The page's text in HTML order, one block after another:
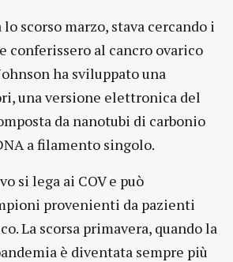
scorso marzo, stava cercando i
conferissero al cancro ovarico
ha sviluppato una
una versione elettronica del
da nanotubi di carbonio
a filamento singolo.
si lega ai COV e può
provenienti da pazienti
La scorsa primavera, quando la
è diventata sempre più